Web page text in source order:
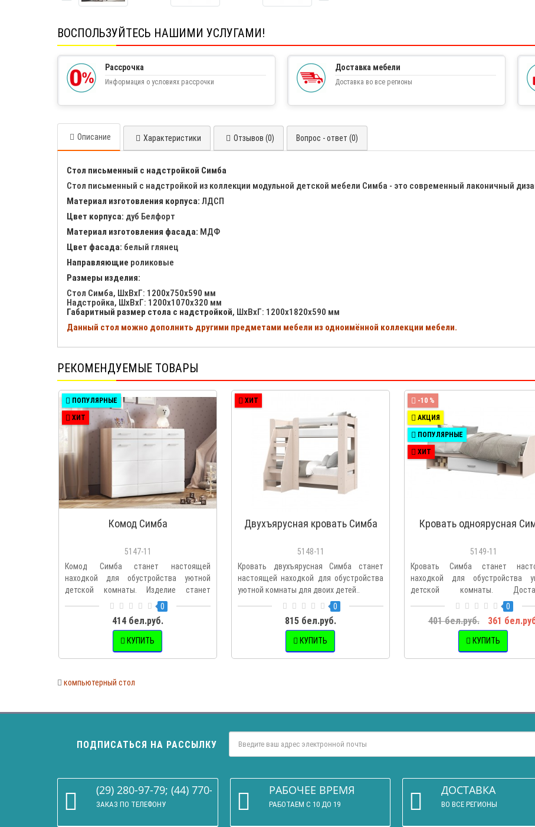
ВОСПОЛЬЗУЙТЕСЬ НАШИМИ УСЛУГАМИ!
Рассрочка
Информация о условиях рассрочки
Доставка мебели
Доставка во все регионы
Описание Характеристики Отзывов (0) Вопрос - ответ (0)
Стол письменный с надстройкой Симба
Стол письменный с надстройкой из коллекции модульной детской мебели Симба - это современный лаконичный
Материал изготовления корпуса: ЛДСП
Цвет корпуса: дуб Белфорт
Материал изготовления фасада: МДФ
Цвет фасада: белый глянец
Направляющие роликовые
Размеры изделия:
Стол Симба, ШхВхГ: 1200x750x590 мм
Надстройка, ШхВхГ: 1200x1070x320 мм
Габаритный размер стола с надстройкой, ШхВхГ: 1200х1820х590 мм
Данный стол можно дополнить другими предметами мебели из одноимённой коллекции мебели.
РЕКОМЕНДУЕМЫЕ ТОВАРЫ
ПОПУЛЯРНЫЕ
ХИТ
Комод Симба
5147-11
Комод Симба станет настоящей
находкой для обустройства уютной
детской комнаты. Изделие станет
0
414 бел.руб.
КУПИТЬ
ХИТ
Двухъярусная кровать Симба
5148-11
Кровать двухъярусная Симба станет
настоящей находкой для обустройства
уютной комнаты для двоих детей..
0
815 бел.руб.
КУПИТЬ
-10 %
АКЦИЯ
ПОПУЛЯРНЫЕ
ХИТ
Кровать одноярусная
5149-11
Кровать Симба станет
находкой для обустройства
детской комнаты.
0
401 бел.руб. 361
КУПИТЬ
компьютерный стол
ПОДПИСАТЬСЯ НА РАССЫЛКУ
(29) 280-97-79; (44) 770-86-68
ЗАКАЗ ПО ТЕЛЕФОНУ
РАБОЧЕЕ ВРЕМЯ
РАБОТАЕМ С 10 ДО 19
ДОСТАВКА
ВО ВСЕ РЕГИОНЫ